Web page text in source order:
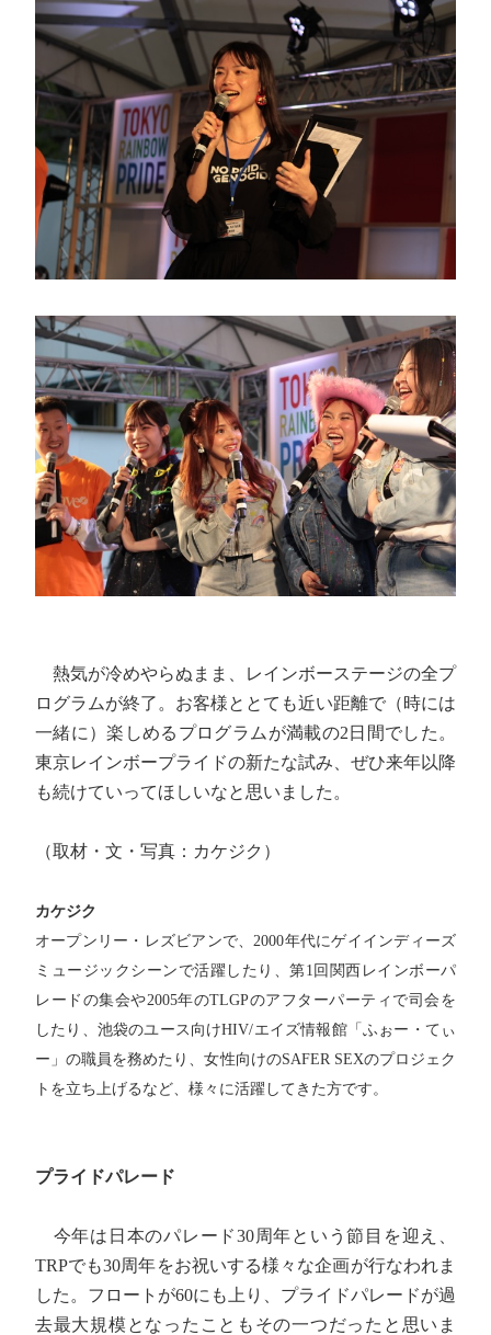
熱気が冷めやらぬまま、レインボーステージの全プ
ログラムが終了。お客様ととても近い距離で（時には
一緒に）楽しめるプログラムが満載の2日間でした。
東京レインボープライドの新たな試み、ぜひ来年以降
も続けていってほしいなと思いました。
（取材・文・写真：カケジク）
カケジク
オープンリー・レズビアンで、2000年代にゲイインディーズ
ミュージックシーンで活躍したり、第1回関西レインボーパ
レードの集会や2005年のTLGPのアフターパーティで司会を
したり、池袋のユース向けHIV/エイズ情報館「ふぉー・てぃ
ー」の職員を務めたり、女性向けのSAFER SEXのプロジェク
トを立ち上げるなど、様々に活躍してきた方です。
プライドパレード
今年は日本のパレード30周年という節目を迎え、
TRPでも30周年をお祝いする様々な企画が行なわれま
した。フロートが60にも上り、プライドパレードが過
去最大規模となったこともその一つだったと思いま